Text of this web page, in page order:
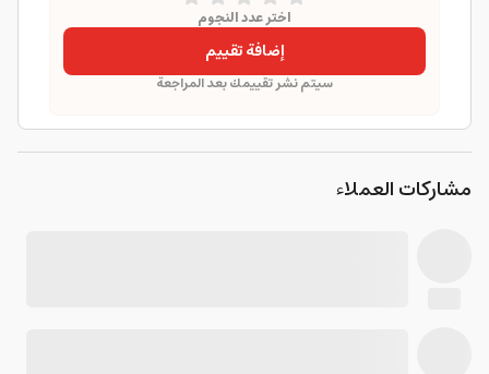
اختر عدد النجوم
إضافة تقييم
سيتم نشر تقييمك بعد المراجعة
مشاركات العملاء